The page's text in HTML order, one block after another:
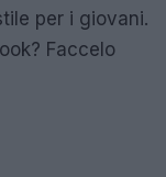
per i giovani.
Faccelo